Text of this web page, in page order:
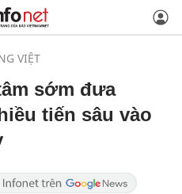
VIỆT
sớm đưa
tiến sâu vào